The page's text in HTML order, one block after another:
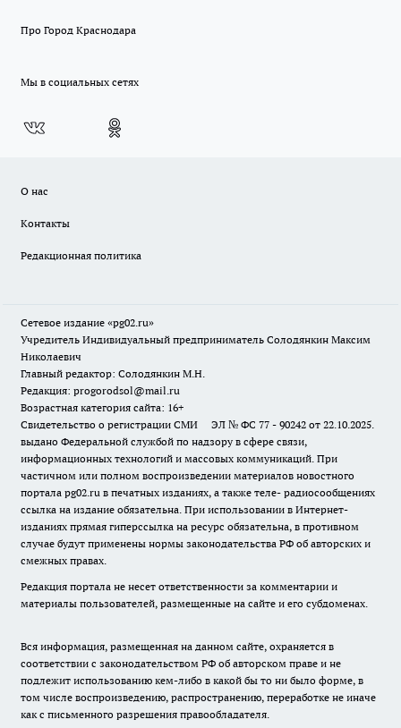
Про Город Краснодара
Мы в социальных сетях
О нас
Контакты
Редакционная политика
Сетевое издание «pg02.ru»
Учредитель Индивидуальный предприниматель Солодянкин Максим
Николаевич
Главный редактор: Солодянкин М.Н.
Редакция: progorodsol@mail.ru
Возрастная категория сайта: 16+
Свидетельство о регистрации СМИ ЭЛ № ФС 77 - 90242 от 22.10.2025.
выдано Федеральной службой по надзору в сфере связи,
информационных технологий и массовых коммуникаций. При
частичном или полном воспроизведении материалов новостного
портала pg02.ru в печатных изданиях, а также теле- радиосообщениях
ссылка на издание обязательна. При использовании в Интернет-
изданиях прямая гиперссылка на ресурс обязательна, в противном
случае будут применены нормы законодательства РФ об авторских и
смежных правах.
Редакция портала не несет ответственности за комментарии и
материалы пользователей, размещенные на сайте и его субдоменах.
Вся информация, размещенная на данном сайте, охраняется в
соответствии с законодательством РФ об авторском праве и не
подлежит использованию кем-либо в какой бы то ни было форме, в
том числе воспроизведению, распространению, переработке не иначе
как с письменного разрешения правообладателя.